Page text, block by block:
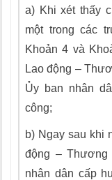
a) Khi xét thấy
một trong các
Khoản 4 và
Lao động –
Ủy ban nhân
công;
b) Ngay sau khi
động –
nhân dân cấp